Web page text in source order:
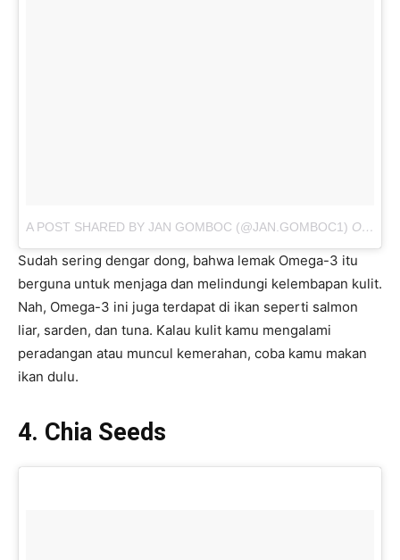
A POST SHARED BY JAN GOMBOC (@JAN.GOMBOC1) ON
Sudah sering dengar dong, bahwa lemak Omega-3 itu
berguna untuk menjaga dan melindungi kelembapan kulit.
Nah, Omega-3 ini juga terdapat di ikan seperti salmon
liar, sarden, dan tuna. Kalau kulit kamu mengalami
peradangan atau muncul kemerahan, coba kamu makan
ikan dulu.
4. Chia Seeds